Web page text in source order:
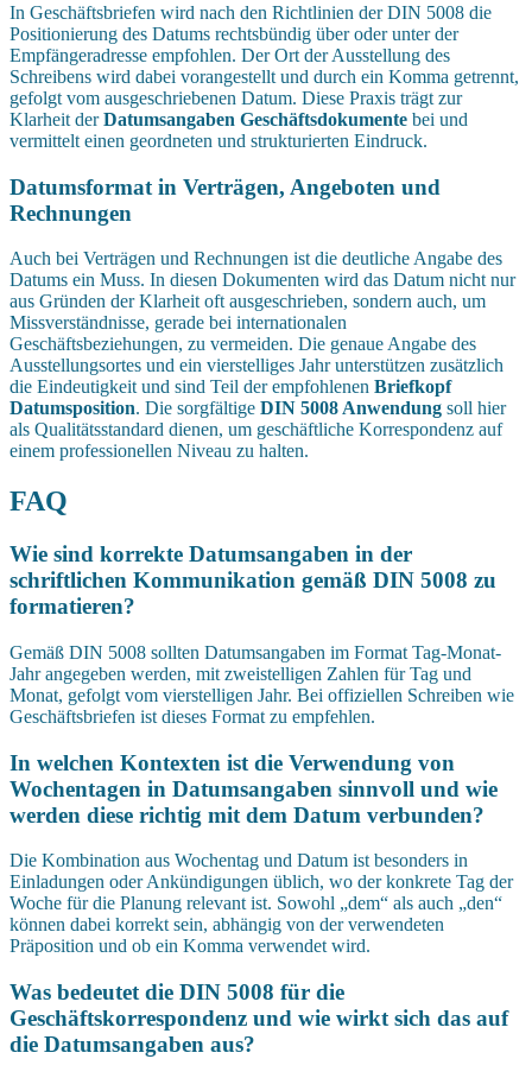
In Geschäftsbriefen wird nach den Richtlinien der DIN 5008 die
Positionierung des Datums rechtsbündig über oder unter der
Empfängeradresse empfohlen. Der Ort der Ausstellung des
Schreibens wird dabei vorangestellt und durch ein Komma getrennt,
gefolgt vom ausgeschriebenen Datum. Diese Praxis trägt zur
Klarheit derDatumsangaben Geschäftsdokumente bei und
vermittelt einen geordneten und strukturierten Eindruck.
Datumsformat in Verträgen, Angeboten und
Rechnungen
Auch bei Verträgen und Rechnungen ist die deutliche Angabe des
Datums ein Muss. In diesen Dokumenten wird das Datum nicht nur
aus Gründen der Klarheit oft ausgeschrieben, sondern auch, um
Missverständnisse, gerade bei internationalen
Geschäftsbeziehungen, zu vermeiden. Die genaue Angabe des
Ausstellungsortes und ein vierstelliges Jahr unterstützen zusätzlich
die Eindeutigkeit und sind Teil der empfohlenen Briefkopf
Datumsposition. Die sorgfältige DIN 5008 Anwendung soll hier
als Qualitätsstandard dienen, um geschäftliche Korrespondenz auf
einem professionellen Niveau zu halten.
FAQ
Wie sind korrekte Datumsangaben in der
schriftlichen Kommunikation gemäß DIN 5008 zu
formatieren?
Gemäß DIN 5008 sollten Datumsangaben im Format Tag-Monat-
Jahr angegeben werden, mit zweistelligen Zahlen für Tag und
Monat, gefolgt vom vierstelligen Jahr. Bei offiziellen Schreiben wie
Geschäftsbriefen ist dieses Format zu empfehlen.
In welchen Kontexten ist die Verwendung von
Wochentagen in Datumsangaben sinnvoll und wie
werden diese richtig mit dem Datum verbunden?
Die Kombination aus Wochentag und Datum ist besonders in
Einladungen oder Ankündigungen üblich, wo der konkrete Tag der
Woche für die Planung relevant ist. Sowohl „dem“ als auch „den“
können dabei korrekt sein, abhängig von der verwendeten
Präposition und ob ein Komma verwendet wird.
Was bedeutet die DIN 5008 für die
Geschäftskorrespondenz und wie wirkt sich das auf
die Datumsangaben aus?